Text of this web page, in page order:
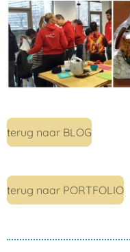
terug naar BLOG
terug naar PORTFOLIO